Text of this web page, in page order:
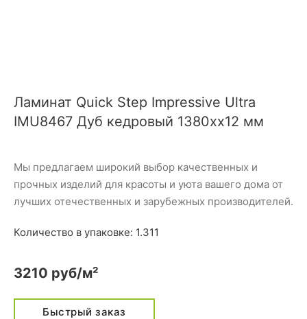
Ламинат Quick Step Impressive Ultra
IMU8467 Дуб кедровый 1380хх12 мм
Мы предлагаем широкий выбор качественных и
прочных изделий для красоты и уюта вашего дома от
лучших отечественных и зарубежных производителей.
Количество в упаковке: 1.311
3210 руб/м²
Быстрый заказ